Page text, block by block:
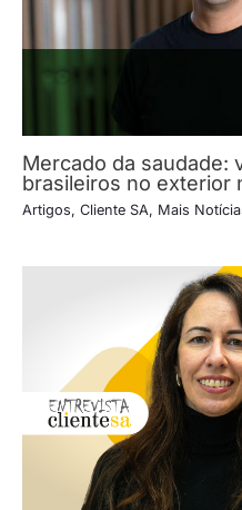
Mercado da saudade:
brasileiros no exterior
Artigos, Cliente SA, Mais